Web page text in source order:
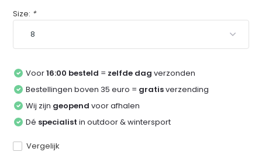
Size: *
Voor16:00 besteld = zelfde dag verzonden
Bestellingen boven 35 euro = gratisverzending
Wij zijn geopend voor afhalen
Dé specialist in outdoor & wintersport
Vergelijk